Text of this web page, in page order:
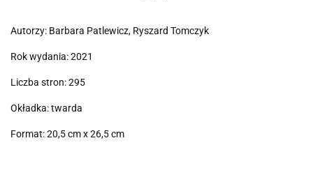
Autorzy: Barbara Patlewicz, Ryszard Tomczyk
Rok wydania: 2021
Liczba stron: 295
Okładka: twarda
Format: 20,5 cm x 26,5 cm